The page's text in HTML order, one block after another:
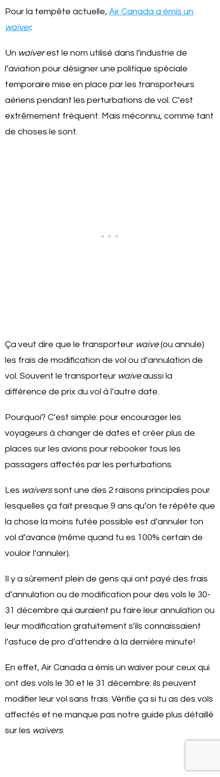
Pour la tempête actuelle, Air Canada a émis un
waiver.
Un waiverest le nom utilisé dans l’industrie de
l’aviation pour désigner une politique spéciale
temporaire mise en place par les transporteurs
aériens pendant les perturbations de vol. C’est
extrêmement fréquent. Mais méconnu, comme tant
de choses le sont.
Ça veut dire que le transporteur waive(ou annule)
les frais de modification de vol ou d’annulation de
vol. Souvent le transporteur waiveaussi la
différence de prix du vol à l’autre date.
Pourquoi? C’est simple: pour encourager les
voyageurs à changer de dates et créer plus de
places sur les avions pour rebooker tous les
passagers affectés par les perturbations.
Les waiverssont une des 2 raisons principales pour
lesquelles ça fait presque 9 ans qu’on te répète que
la chose la moins futée possible est d’annuler ton
vol d’avance (même quand tu es 100% certain de
vouloir l’annuler).
Il y a sûrement plein de gens qui ont payé des frais
d’annulation ou de modification pour des vols le 30-
31 décembre qui auraient pu faire leur annulation ou
leur modification gratuitement s’ils connaissaient
l’astuce de pro d’attendre à la dernière minute!
En effet, Air Canada a émis un waiver pour ceux qui
ont des vols le 30 et le 31 décembre: ils peuvent
modifier leur vol sans frais. Vérifie ça si tu as des vols
affectés et ne manque pas notre guide plus détaillé
sur les waivers.